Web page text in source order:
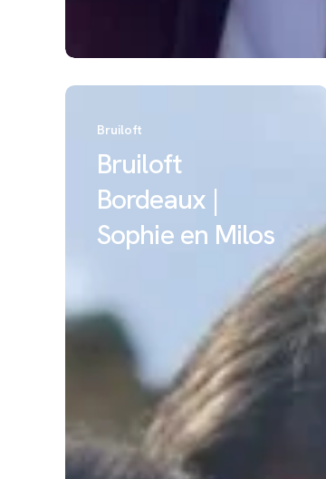
Bruiloft
Sophie
Milos
Bruiloft
Bruiloft
Bordeaux |
Sophie en Milos